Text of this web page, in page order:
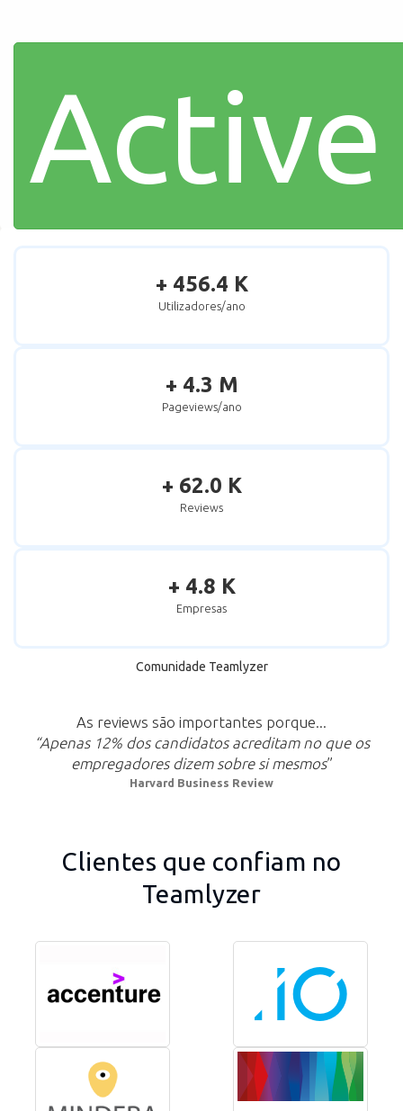
+ 456.4 K
Utilizadores/ano
+ 4.3 M
Pageviews/ano
+ 62.0 K
Reviews
+ 4.8 K
Empresas
Comunidade Teamlyzer
As reviews são importantes porque...
“Apenas 12% dos candidatos acreditam no que os
empregadores dizem sobre si mesmos”
Harvard Business Review
Clientes que confiam no
Teamlyzer